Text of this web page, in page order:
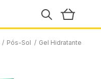
/ Pós-Sol / Gel Hidratante